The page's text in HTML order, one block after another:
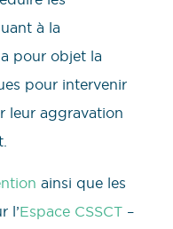
à la
pour objet la
pour intervenir
leur aggravation
ainsi que les
l’Espace CSSCT –